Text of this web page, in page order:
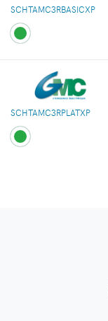
SCHTAMC3RBASICXP
SCHTAMC3RPLATXP